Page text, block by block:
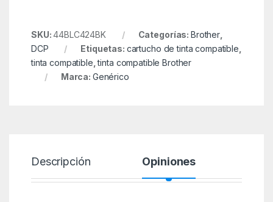
SKU:44BLC424BK Categorías: Brother,
DCP
Etiquetas: cartucho de tinta compatible
tinta compatible ,tinta compatible Brother
Marca: Genérico
Descripción Opiniones